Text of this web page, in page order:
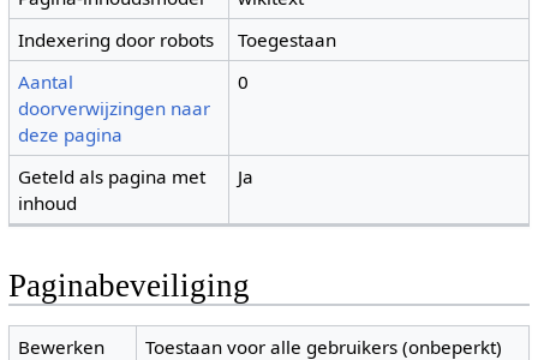
Indexering door robots
Toegestaan
Aantal
doorverwijzingen naar
deze pagina
0
Geteld als pagina met
inhoud
Ja
Paginabeveiliging
Bewerken
Toestaan voor alle gebruikers (onbeperkt)